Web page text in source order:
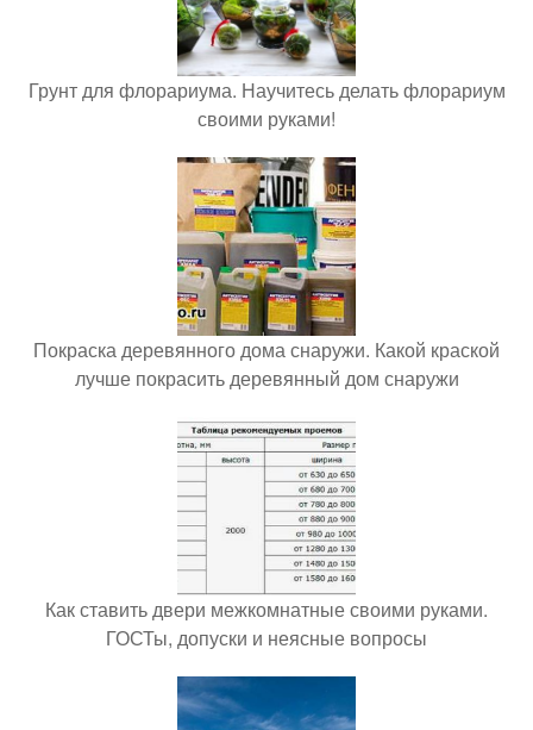
Грунт для флорариума. Научитесь делать флорариум
своими руками!
Покраска деревянного дома снаружи. Какой краской
лучше покрасить деревянный дом снаружи
Как ставить двери межкомнатные своими руками.
ГОСТы, допуски и неясные вопросы